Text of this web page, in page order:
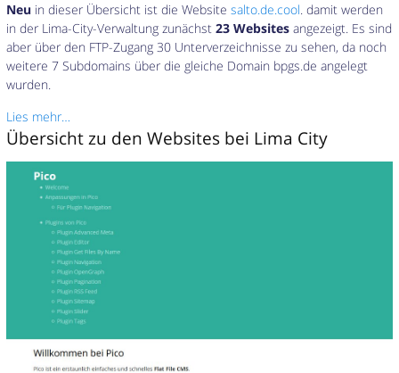
Neu in dieser Übersicht ist die Websitesalto.de.cool. damit werden
in der Lima-City-Verwaltung zunächst23 Websites angezeigt. Es sind
aber über den FTP-Zugang 30 Unterverzeichnisse zu sehen, da noch
weitere 7 Subdomains über die gleiche Domain bpgs.de angelegt
wurden.
Lies mehr…
Übersicht zu den Websites bei Lima City